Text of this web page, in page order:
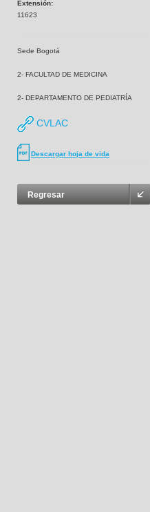
Extensión:
11623
Sede Bogotá
2- FACULTAD DE MEDICINA
2- DEPARTAMENTO DE PEDIATRÍA
CVLAC
Descargar hoja de vida
Regresar